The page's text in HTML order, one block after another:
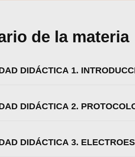
de la materia
DIDÁCTICA 1.
DIDÁCTICA 2.
DIDÁCTICA 3.
Puedes